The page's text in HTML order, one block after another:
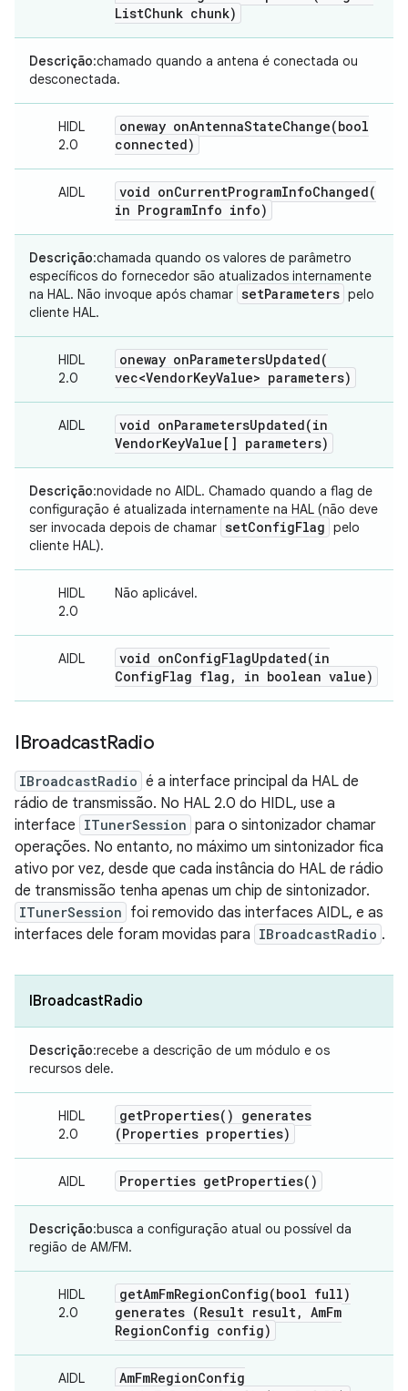
ListChunk chunk)
Descrição:chamado quando a antena é conectada ou
desconectada.
HIDL
2.0
oneway onAntennaStateChange(bool
connected)
AIDL void onCurrentProgramInfoChanged(
in ProgramInfo info)
Descrição:chamada quando os valores de parâmetro
específicos do fornecedor são atualizados internamente
na HAL. Não invoque após chamar setParameters pelo
cliente HAL.
HIDL
2.0
oneway onParametersUpdated(
vec<VendorKeyValue> parameters)
AIDL void onParametersUpdated(in
VendorKeyValue[] parameters)
Descrição:novidade no AIDL. Chamado quando a flag de
configuração é atualizada internamente na HAL (não deve
ser invocada depois de chamar setConfigFlag pelo
cliente HAL).
HIDL
2.0
Não aplicável.
AIDL void onConfigFlagUpdated(in
ConfigFlag flag , in boolean value)
IBroadcastRadio
IBroadcastRadio é a interface principal da HAL de
rádio de transmissão. No HAL 2.0 do HIDL, use a
interface ITunerSession para o sintonizador chamar
operações. No entanto, no máximo um sintonizador fica
ativo por vez, desde que cada instância do HAL de rádio
de transmissão tenha apenas um chip de sintonizador.
ITunerSession foi removido das interfaces AIDL, e as
interfaces dele foram movidas para IBroadcastRadio .
IBroadcastRadio
Descrição:recebe a descrição de um módulo e os
recursos dele.
HIDL
2.0
getProperties( ) generates
(Properties properties)
AIDL Properties getProperties( )
Descrição:busca a configuração atual ou possível da
região de AM/FM.
HIDL
2.0
getAmFmRegionConfig(bool full)
generates (Result result, AmFm
RegionConfig config)
AIDL AmFmRegionConfig